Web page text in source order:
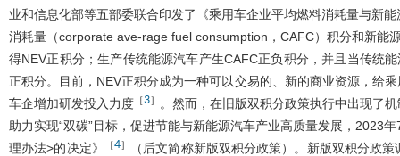
业和信息化部等五部委联合印发了《乘用车企业平均燃料消耗量与新
消耗量（corporate ave-rage fuel consumption，CAFC）积分和新能
得NEV正积分；生产传统能源汽车产生CAFC正负积分，并且当传统
正积分。目前，NEV正积分成为一种可以交易的、新的商业资源，给
车企增加研发投入力度 ［3］
。然而，在旧版双积分政策执行中出现了
助力实现“双碳”目标，促进节能与新能源汽车产业高质量发展，2023
理办法>的决定》
［4］
（后文简称新版双积分政策）。新版双积分政